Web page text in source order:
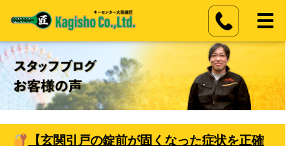
【玄関引戸の錠前が固くなった症状を正確